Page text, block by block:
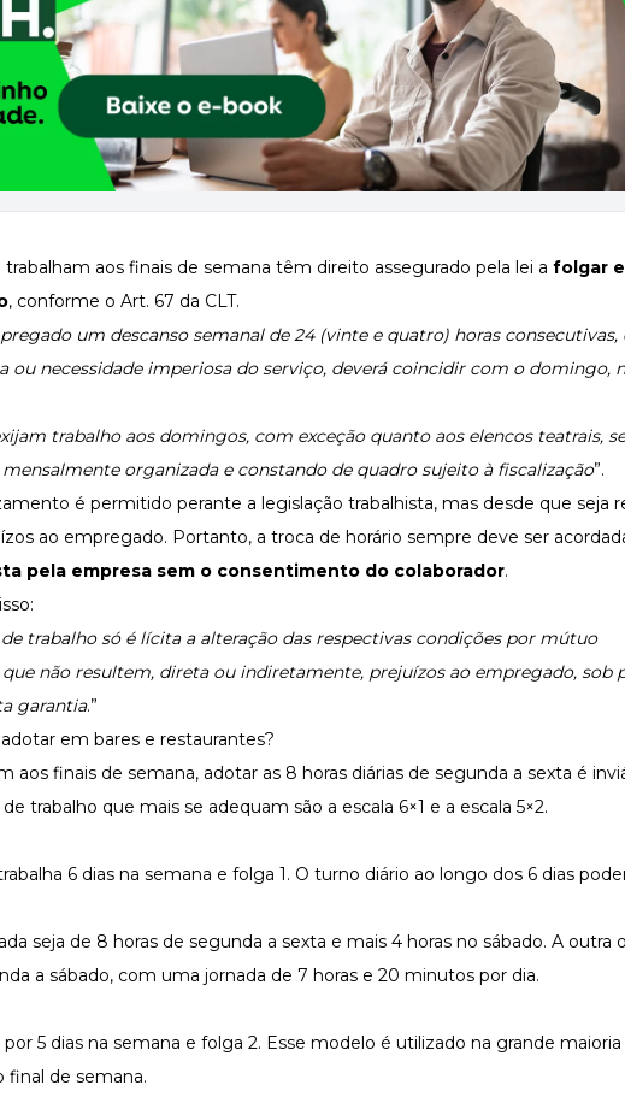
aos finais de semana têm direito assegurado pela lei a folgar
, conforme o Art. 67 da CLT.
um descanso semanal de 24 (vinte e quatro) horas consecutivas,
ou necessidade imperiosa do serviço, deverá coincidir com o domingo,
trabalho aos domingos, com exceção quanto aos elencos teatrais,
organizada e constando de quadro sujeito à fiscalização”.
é permitido perante a legislação trabalhista, mas desde que seja
ao empregado. Portanto, a troca de horário sempre deve ser
pela empresa sem o consentimento do colaborador.
trabalho só é lícita a alteração das respectivas condições por mútuo
não resultem, direta ou indiretamente, prejuízos ao empregado, sob
garantia.”
em bares e restaurantes?
aos finais de semana, adotar as 8 horas diárias de segunda a sexta é
trabalho que mais se adequam são a escala 6×1 e a escala 5×2.
6 dias na semana e folga 1. O turno diário ao longo dos 6 dias
seja de 8 horas de segunda a sexta e mais 4 horas no sábado. A outra
a sábado, com uma jornada de 7 horas e 20 minutos por dia.
5 dias na semana e folga 2. Esse modelo é utilizado na grande maioria
final de semana.